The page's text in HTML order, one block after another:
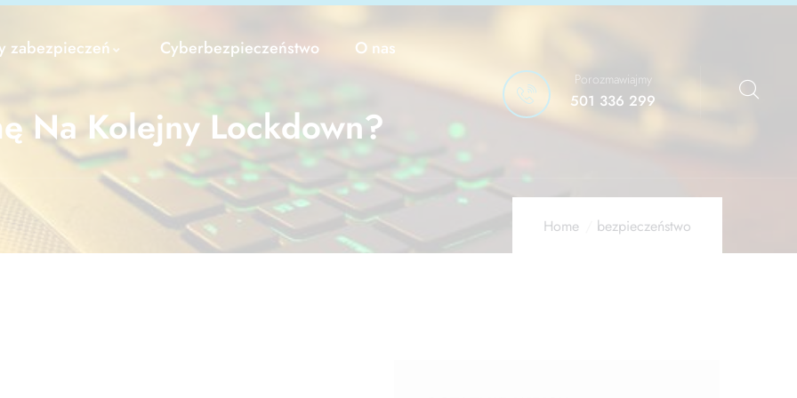
zabezpieczeń Cyberbezpieczeństwo O nas
Porozmawiajmy
501 336 299
Na Kolejny Lockdown?
Home bezpieczeństwo